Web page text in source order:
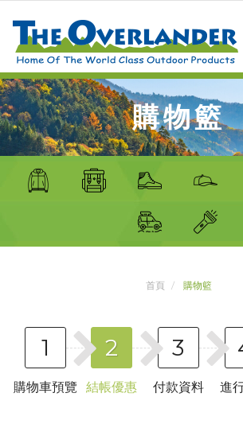
購物籃
首頁 購物籃
1
購物車預覽
2
結帳優惠
3
付款資料 進